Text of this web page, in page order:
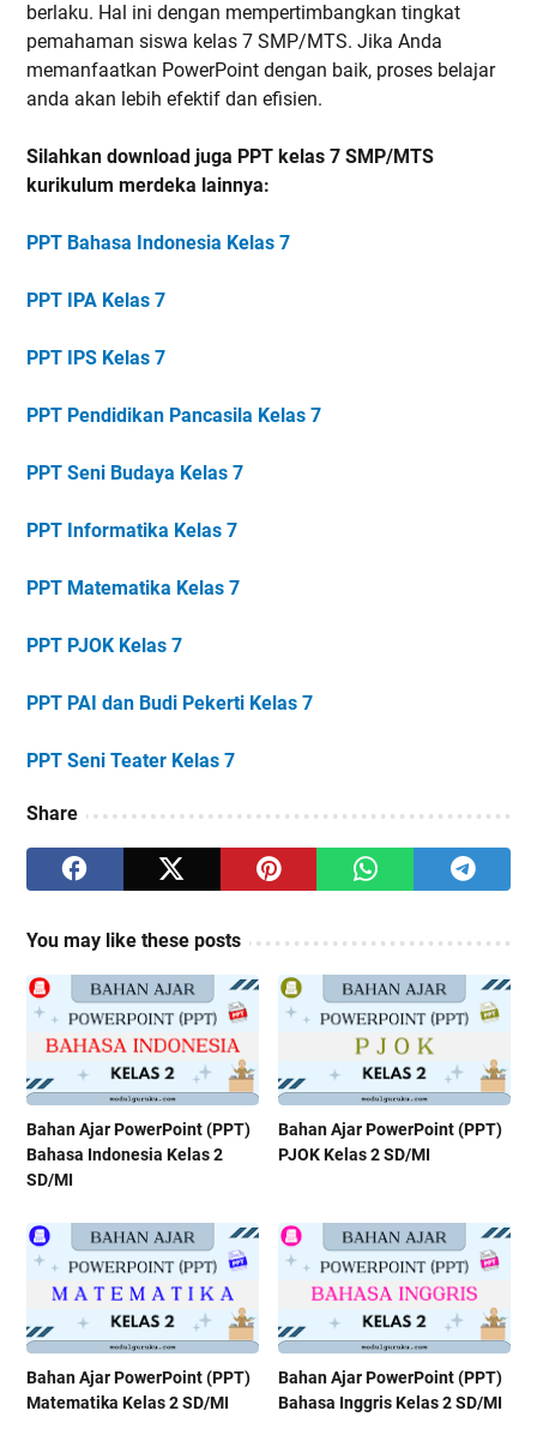
berlaku. Hal ini dengan mempertimbangkan tingkat
pemahaman siswa kelas 7 SMP/MTS. Jika Anda
memanfaatkan PowerPoint dengan baik, proses belajar
anda akan lebih efektif dan efisien.
Silahkan download juga PPT kelas 7 SMP/MTS
kurikulum merdeka lainnya:
PPT Bahasa Indonesia Kelas 7
PPT IPA Kelas 7
PPT IPS Kelas 7
PPT Pendidikan Pancasila Kelas 7
PPT Seni Budaya Kelas 7
PPT Informatika Kelas 7
PPT Matematika Kelas 7
PPT PJOK Kelas 7
PPT PAI dan Budi Pekerti Kelas 7
PPT Seni Teater Kelas 7
Share
You may like these posts
Bahan Ajar PowerPoint (PPT)
Bahasa Indonesia Kelas 2
SD/MI
Bahan Ajar PowerPoint (PPT)
PJOK Kelas 2 SD/MI
Bahan Ajar PowerPoint (PPT)
Matematika Kelas 2 SD/MI
Bahan Ajar PowerPoint (PPT)
Bahasa Inggris Kelas 2 SD/MI